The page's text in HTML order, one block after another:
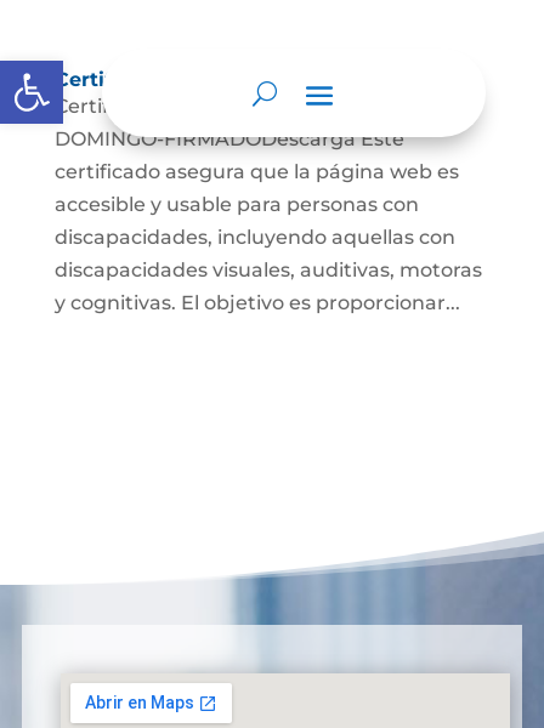
Abrir barra de herramientas
Certificado de Accesibilidad
Certificado-Accesibilidad-SANTO
DOMINGO-FIRMADODescarga Este
certificado asegura que la página web es
accesible y usable para personas con
discapacidades, incluyendo aquellas con
discapacidades visuales, auditivas, motoras
y cognitivas. El objetivo es proporcionar...